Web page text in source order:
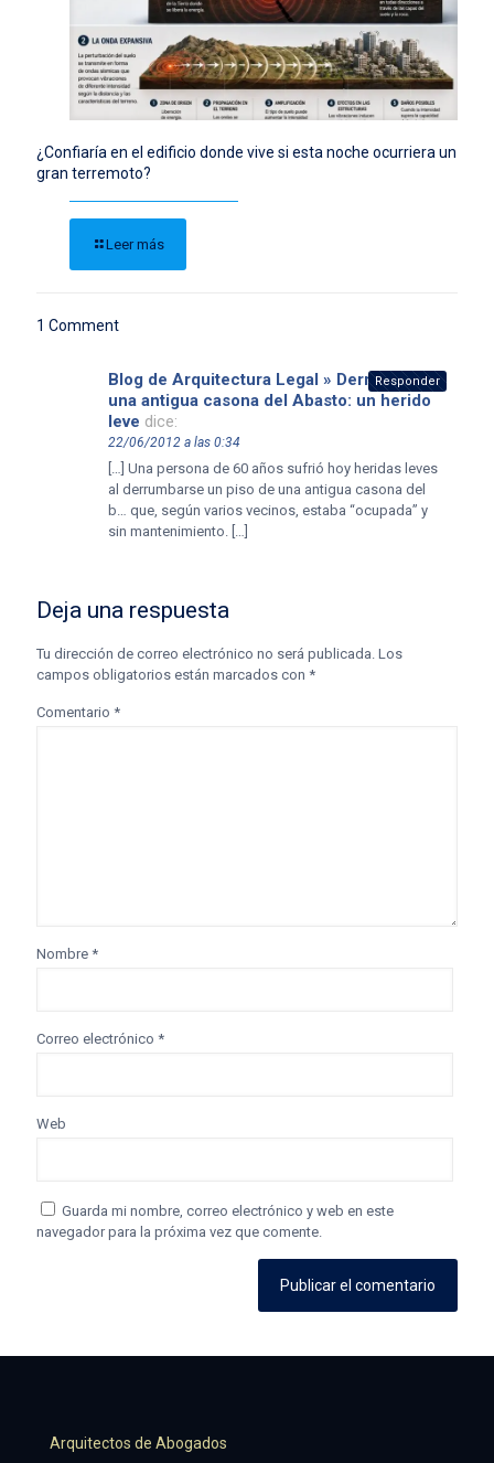
¿Confiaría en el edificio donde vive si esta noche ocurriera un
gran terremoto?
Leer más
1 Comment
Blog de Arquitectura Legal » Derrumbe en
una antigua casona del Abasto: un herido
leve dice:
22/06/2012 a las 0:34
[…] Una persona de 60 años sufrió hoy heridas leves
al derrumbarse un piso de una antigua casona del
b… que, según varios vecinos, estaba “ocupada” y
sin mantenimiento. […]
Responder
Deja una respuesta
Tu dirección de correo electrónico no será publicada. Los
campos obligatorios están marcados con *
Comentario *
Nombre *
Correo electrónico *
Web
Guarda mi nombre, correo electrónico y web en este
navegador para la próxima vez que comente.
Arquitectos de Abogados